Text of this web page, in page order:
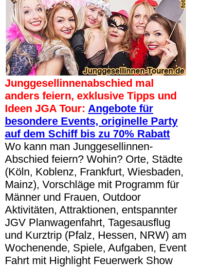
Junggesellinnenabschied mal
anders feiern, exklusive Tipps und
Ideen JGA Tour: Angebote für
besondere Events, originelle Party
auf dem Schiff bis zu 70% Rabatt
Wo kann man Junggesellinnen-
Abschied feiern? Wohin? Orte, Städte
(Köln, Koblenz, Frankfurt, Wiesbaden,
Mainz), Vorschläge mit Programm für
Männer und Frauen, Outdoor
Aktivitäten, Attraktionen, entspannter
JGV Planwagenfahrt, Tagesausflug
und Kurztrip (Pfalz, Hessen, NRW) am
Wochenende, Spiele, Aufgaben, Event
Fahrt mit Highlight Feuerwerk Show